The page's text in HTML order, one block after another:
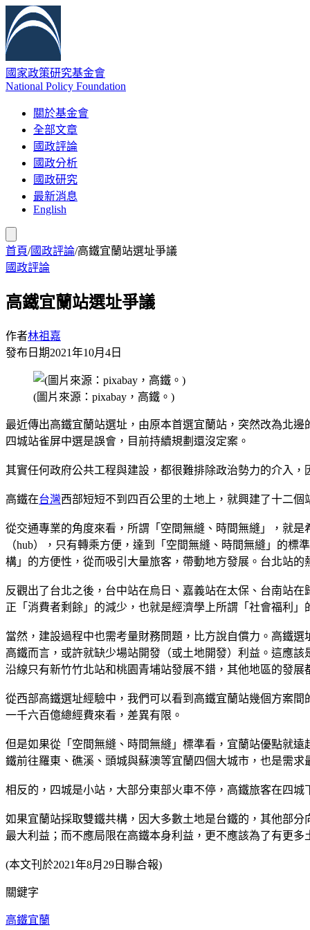
國家政策研究基金會
National Policy Foundation
關於基金會
全部文章
國政評論
國政分析
國政研究
最新消息
English
首頁/國政評論/高鐵宜蘭站選址爭議
國政評論
高鐵宜蘭站選址爭議
作者林祖嘉
發布日期2021年10月4日
(圖片來源：pixabay，高鐵。)
最近傳出高鐵宜蘭站選址，由原本首選宜蘭站，突然改為北
四城站雀屏中選是誤會，目前持續規劃還沒定案。
其實任何政府公共工程與建設，都很難排除政治勢力的介入
高鐵在台灣西部短短不到四百公里的土地上，就興建了十二
從交通專業的角度來看，所謂「空間無縫、時間無縫」，就
（hub），只有轉乘方便，達到「空間無縫、時間無縫」的
構」的方便性，從而吸引大量旅客，帶動地方發展。台北站的
反觀出了台北之後，台中站在烏日、嘉義站在太保、台南站
正「消費者剩餘」的減少，也就是經濟學上所謂「社會福利」
當然，建設過程中也需考量財務問題，比方說自償力。高鐵
高鐵而言，或許就缺少場站開發（或土地開發）利益。這應
沿線只有新竹竹北站和桃園青埔站發展不錯，其他地區的發
從西部高鐵選址經驗中，我們可以看到高鐵宜蘭站幾個方案
一千六百億總經費來看，差異有限。
但是如果從「空間無縫、時間無縫」標準看，宜蘭站優點就
鐵前往羅東、礁溪、頭城與蘇澳等宜蘭四個大城市，也是需
相反的，四城是小站，大部分東部火車不停，高鐵旅客在四
如果宜蘭站採取雙鐵共構，因大多數土地是台鐵的，其他部
最大利益；而不應局限在高鐵本身利益，更不應該為了有更
(本文刊於2021年8月29日聯合報)
關鍵字
高鐵宜蘭